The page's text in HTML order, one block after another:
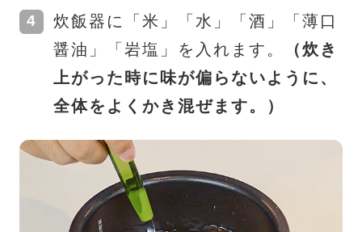
炊飯器に「米」「水」「酒」「薄口
醤油」「岩塩」を入れます。
（炊き
上がった時に味が偏らないように、
全体をよくかき混ぜます。）